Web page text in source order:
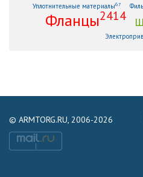
Уплотнительные материалы67
Фланцы2414
© ARMTORG.RU, 2006-2026